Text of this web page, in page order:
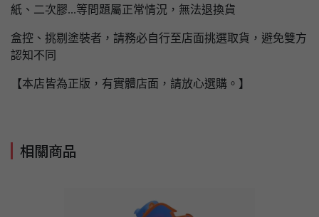
紙、二次膠...等問題屬正常情況，無法退換貨
盒控、挑剔塗裝者，請務必自行至店面挑選取貨，避免雙方
認知不同
【本店皆為正版，有實體店面，請放心選購。】
相關商品